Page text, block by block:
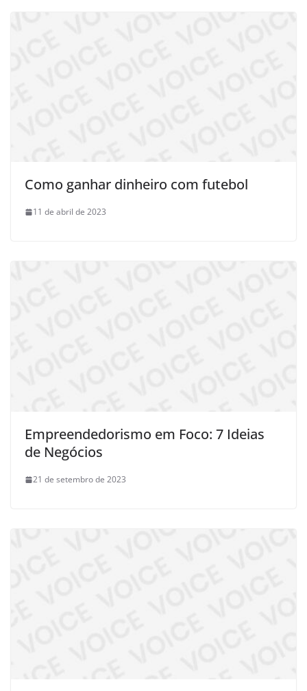
Como ganhar dinheiro com futebol
11 de abril de 2023
Empreendedorismo em Foco: 7 Ideias
de Negócios
21 de setembro de 2023